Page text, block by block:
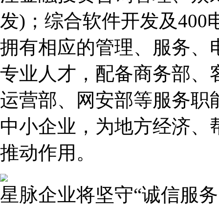
发)；综合软件开发及400
拥有相应的管理、服务、
专业人才，配备商务部、
运营部、网安部等服务职
中小企业，为地方经济
推动作用。
星脉企业将坚守“诚信服